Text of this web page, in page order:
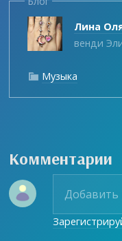
Лина
венди
 Музыка
Комментарии